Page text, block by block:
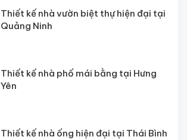
Thiết kế nhà vườn biệt thự hiện đại tại
Quảng Ninh
Thiết kế nhà phố mái bằng tại Hưng
Yên
Thiết kế nhà ống hiện đại tại Thái Bình